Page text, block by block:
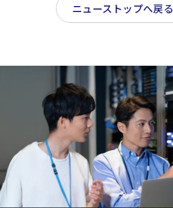
ニューストップへ戻る